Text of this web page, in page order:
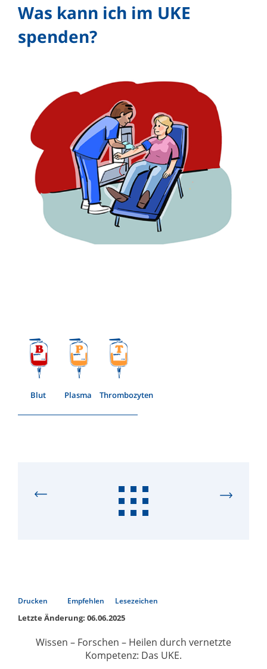
Was kann ich im UKE
spenden?
Blut Plasma Thrombozyten
Drucken Empfehlen Lesezeichen
Letzte Änderung: 06.06.2025
Wissen – Forschen – Heilen durch vernetzte
Kompetenz: Das UKE.